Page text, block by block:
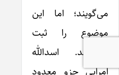
می‌گویند؛ اما این
موضوع را ثبت
نمی‌کنند. اسدالله
امرایی جزو معدود